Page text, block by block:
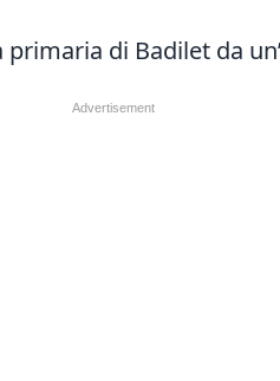
di Badilet da